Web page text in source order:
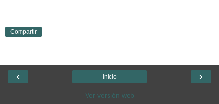
Compartir
‹ ›
Inicio
Ver versión web